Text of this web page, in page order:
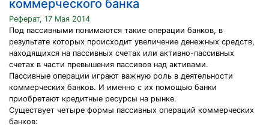
коммерческого банка
Реферат, 17 Мая 2014
Под пассивными понимаются такие операции банков, в
результате которых происходит увеличение денежных средств,
находящихся на пассивных счетах или активно-пассивных
счетах в части превышения пассивов над активами.
Пассивные операции играют важную роль в деятельности
коммерческих банков. И именно с их помощью банки
приобретают кредитные ресурсы на рынке.
Существует четыре формы пассивных операций коммерческих
банков: